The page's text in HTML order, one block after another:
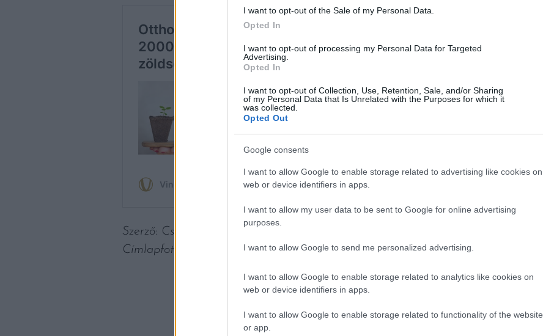
I want to opt-out of the Sale of my Personal Data.
Opted In
I want to opt-out of processing my Personal Data for Targeted
Advertising.
Opted In
I want to opt-out of Collection, Use, Retention, Sale, and/or Sharing
of my Personal Data that Is Unrelated with the Purposes for which it
was collected.
Opted Out
Google consents
I want to allow Google to enable storage related to advertising like cookies on
web or device identifiers in apps.
I want to allow my user data to be sent to Google for online advertising
purposes.
I want to allow Google to send me personalized advertising.
I want to allow Google to enable storage related to analytics like cookies on
web or device identifiers in apps.
I want to allow Google to enable storage related to functionality of the website
or app.
Szerző: Csáka Eszter
Címlapfotó: Fotó: Mariana Medvedeva / Unsplash